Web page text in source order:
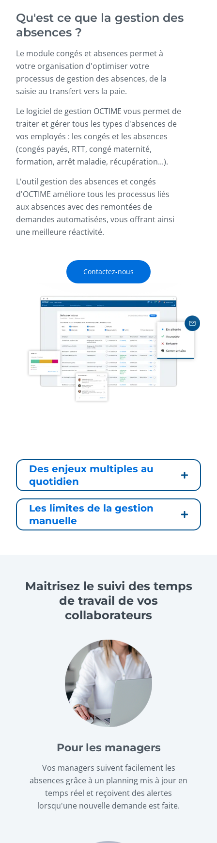
Qu'est ce que la gestion des
absences ?
Le module congés et absences permet à
votre organisation d'optimiser votre
processus de gestion des absences, de la
saisie au transfert vers la paie.
Le logiciel de gestion OCTIME vous permet de
traiter et gérer tous les types d'absences de
vos employés : les congés et les absences
(congés payés, RTT, congé maternité,
formation, arrêt maladie, récupération...).
L'outil gestion des absences et congés
d'OCTIME améliore tous les processus liés
aux absences avec des remontées de
demandes automatisées, vous offrant ainsi
une meilleure réactivité.
Contactez-nous
Des enjeux multiples au
quotidien
Les limites de la gestion
manuelle
Maitrisez le suivi des temps
de travail de vos
collaborateurs
Pour les managers
Vos managers suivent facilement les
absences grâce à un planning mis à jour en
temps réel et reçoivent des alertes
lorsqu'une nouvelle demande est faite.